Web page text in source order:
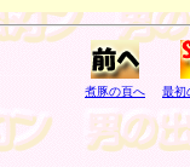
煮豚の頁へ 最初